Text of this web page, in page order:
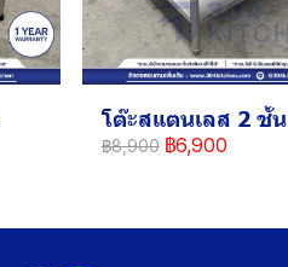
โต๊ะสแตนเลส 2 ชั้น
฿8,900 ฿6,900